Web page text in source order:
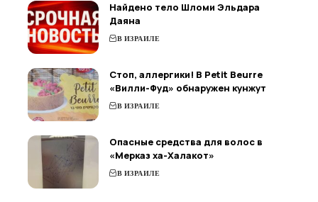
Найдено тело Шломи Эльдара
Даяна
В ИЗРАИЛЕ
Стоп, аллергики! В Petit Beurre
«Вилли-Фуд» обнаружен кунжут
В ИЗРАИЛЕ
Опасные средства для волос в
«Мерказ ха-Халакот»
В ИЗРАИЛЕ